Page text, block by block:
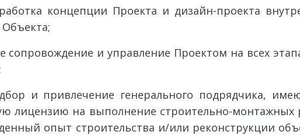
концепции Проекта и дизайн-проекта
и управление Проектом на всех
привлечение генерального подрядчика,
лицензию на выполнение строительно-монтажных
опыт строительства и/или реконструкции